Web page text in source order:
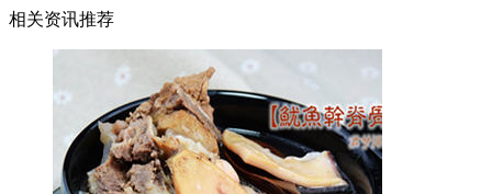
相关资讯推荐